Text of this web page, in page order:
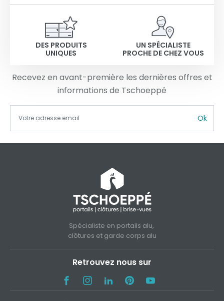
DES PRODUITS
UNIQUES
UN SPÉCIALISTE
PROCHE DE CHEZ VOUS
Recevez en avant-première les dernières offres et
informations de Tschoeppé
Ok
Spécialiste en portails alu,
clôtures et garde corps alu
Retrouvez nous sur